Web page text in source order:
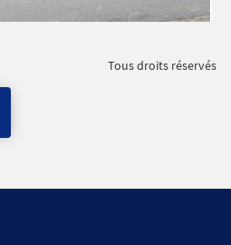
Tous droits réservés